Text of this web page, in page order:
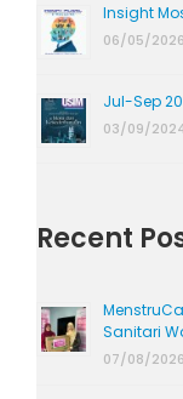
Insight
06/05/2026
Jul-Sep
03/09/
Recent
Sanitari
07/08/2026